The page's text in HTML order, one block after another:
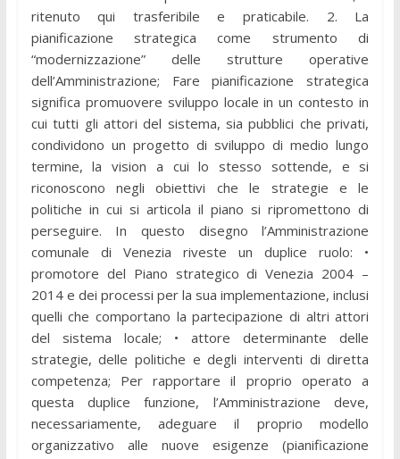
ritenuto qui trasferibile e praticabile. 2. La
pianificazione strategica come strumento di
“modernizzazione” delle strutture operative
dell’Amministrazione; Fare pianificazione strategica
significa promuovere sviluppo locale in un contesto in
cui tutti gli attori del sistema, sia pubblici che privati,
condividono un progetto di sviluppo di medio lungo
termine, la vision a cui lo stesso sottende, e si
riconoscono negli obiettivi che le strategie e le
politiche in cui si articola il piano si ripromettono di
perseguire. In questo disegno l’Amministrazione
comunale di Venezia riveste un duplice ruolo: •
promotore del Piano strategico di Venezia 2004 –
2014 e dei processi per la sua implementazione, inclusi
quelli che comportano la partecipazione di altri attori
del sistema locale; • attore determinante delle
strategie, delle politiche e degli interventi di diretta
competenza; Per rapportare il proprio operato a
questa duplice funzione, l’Amministrazione deve,
necessariamente, adeguare il proprio modello
organizzativo alle nuove esigenze (pianificazione